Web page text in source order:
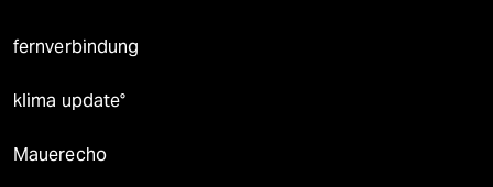
fernverbindung
klima update°
Mauerecho